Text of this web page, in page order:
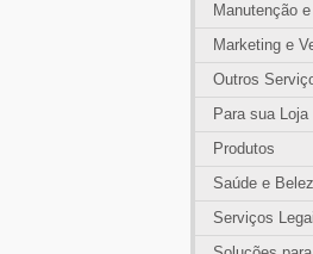
Manutenção
Marketing e
Outros
Para sua Loja
Produtos
Saúde e
Serviços